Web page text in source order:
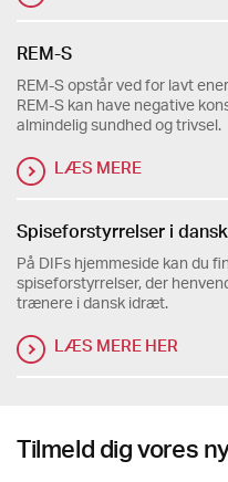
REM-S
REM-S opstår ved for lavt
REM-S kan have negative
almindelig sundhed og trivsel.
LÆS MERE
Spiseforstyrrelser i
På DIFs hjemmeside kan du
spiseforstyrrelser, der
trænere i dansk idræt.
LÆS MERE HER
Tilmeld dig vores